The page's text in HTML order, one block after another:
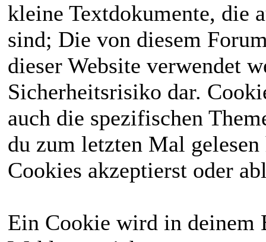
kleine Textdokumente, die
sind; Die von diesem
dieser Website verwendet
Sicherheitsrisiko dar.
auch die spezifischen
du zum letzten Mal
Cookies akzeptierst oder
Ein Cookie wird in deinem